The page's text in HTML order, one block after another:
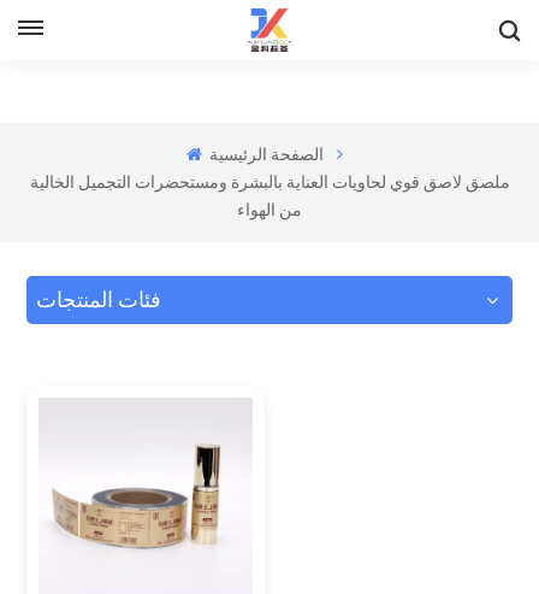
الصفحة الرئيسية
ملصق لاصق قوي لحاويات العناية بالبشرة ومستحضرات التجميل الخالية
من الهواء
فئات المنتجات